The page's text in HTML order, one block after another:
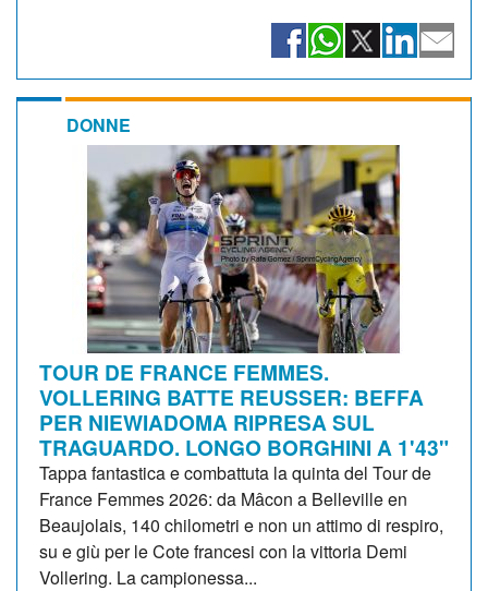
DONNE
TOUR DE FRANCE FEMMES.
VOLLERING BATTE REUSSER: BEFFA
PER NIEWIADOMA RIPRESA SUL
TRAGUARDO. LONGO BORGHINI A 1'43"
Tappa fantastica e combattuta la quinta del Tour de
France Femmes 2026: da Mâcon a Belleville en
Beaujolais, 140 chilometri e non un attimo di respiro,
su e giù per le Cote francesi con la vittoria Demi
Vollering. La campionessa...